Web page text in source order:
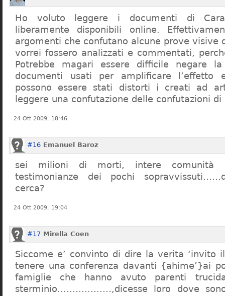
Ho voluto leggere i documenti di
liberamente disponibili online.
argomenti che confutano alcune prove visive
vorrei fossero analizzati e commentati,
Potrebbe magari essere difficile negare
documenti usati per amplificare l’effetto
possono essere stati distorti i creati ad
leggere una confutazione delle confutazioni di
24 Ott 2009, 18:46
#16 Emanuel Baroz
sei milioni di morti, intere comunità
testimonianze dei pochi
cerca?
24 Ott 2009, 19:04
#17 Mirella Coen
Siccome e’ convinto di dire la verita ‘invito
tenere una conferenza davanti {ahime’}ai
famiglie che hanno avuto parenti
sterminio………………,dicesse loro dove